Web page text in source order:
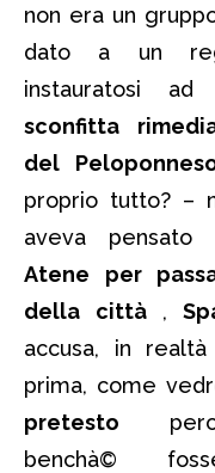
non era un
dato a un
instauratosi
sconfitta
del
proprio tutto? –
aveva
Atene per
della città ,
accusa, in
prima, come
pretesto
benchà©